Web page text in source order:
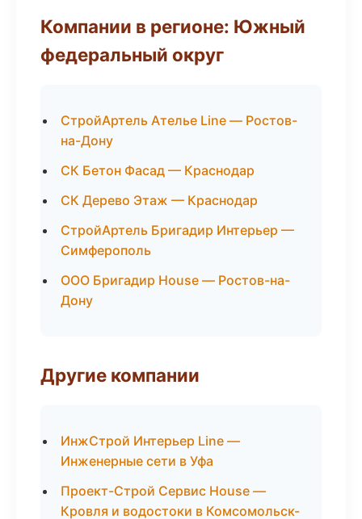
Компании в регионе: Южный
федеральный округ
СтройАртель Ателье Line — Ростов-
на-Дону
СК Бетон Фасад — Краснодар
СК Дерево Этаж — Краснодар
СтройАртель Бригадир Интерьер —
Симферополь
ООО Бригадир House — Ростов-на-
Дону
Другие компании
ИнжСтрой Интерьер Line —
Инженерные сети в Уфа
Проект-Строй Сервис House —
Кровля и водостоки в Комсомольск-